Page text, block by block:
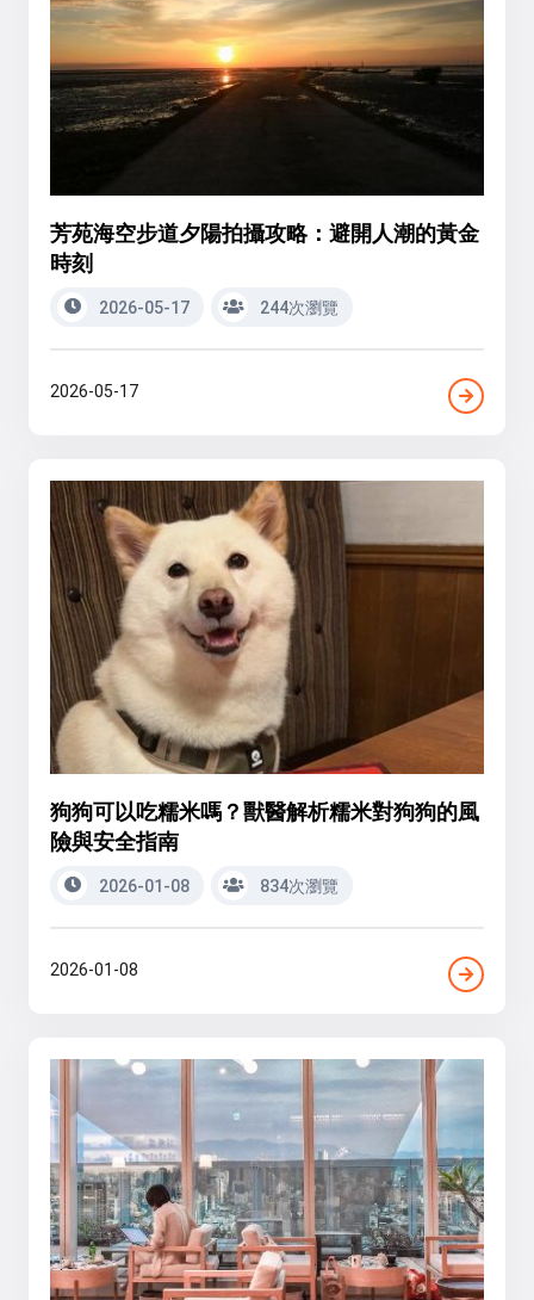
芳苑海空步道夕陽拍攝攻略：避開人潮的黃金
時刻
2026-05-17 244次瀏覽
2026-05-17
狗狗可以吃糯米嗎？獸醫解析糯米對狗狗的風
險與安全指南
2026-01-08 834次瀏覽
2026-01-08